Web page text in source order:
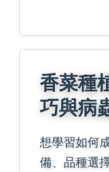
香菜種
巧與病
想學習如何
備、品種選